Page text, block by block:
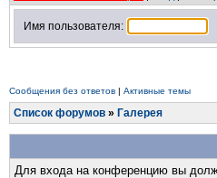
Имя пользователя:
Сообщения без ответов | Активные темы
Список форумов » Галерея
Для входа на конференцию вы